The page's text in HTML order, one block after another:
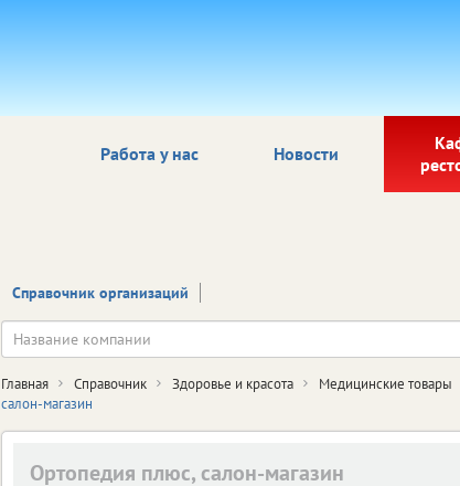
Работа у нас Новости
Справочник организаций
Главная Справочник Здоровье и красота Медицинские товары
салон-магазин
Ортопедия плюс, салон-магазин